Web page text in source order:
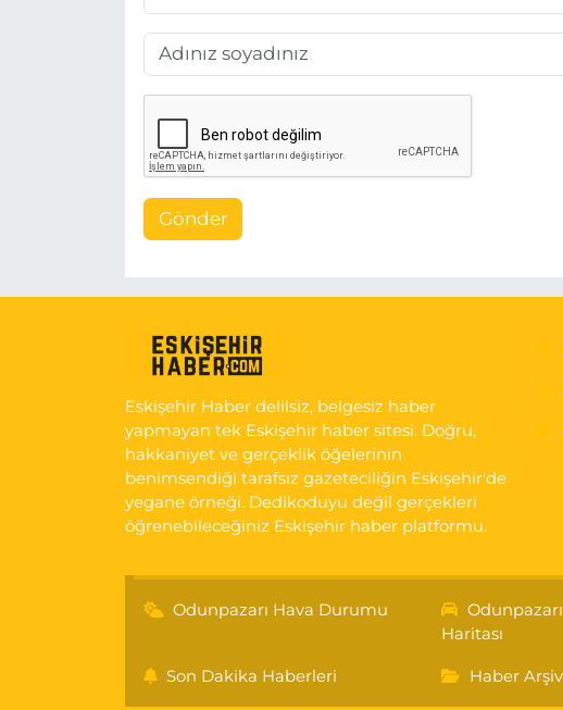
Gönder
Eskişehir Haber delilsiz, belgesiz haber
yapmayan tek Eskişehir haber sitesi. Doğru,
hakkaniyet ve gerçeklik öğelerinin
benimsendiği tarafsız gazeteciliğin Eskişehir'de
yegane örneği. Dedikoduyu değil gerçekleri
öğrenebileceğiniz Eskişehir haber platformu.
Odunpazarı Hava Durumu
Haritası
Son Dakika Haberleri Haber